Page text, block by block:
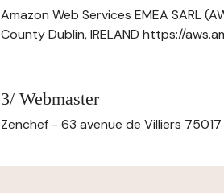
Amazon Web Services EMEA SARL
County Dublin, IRELAND https://
3/ Webmaster
Zenchef - 63 avenue de Villiers